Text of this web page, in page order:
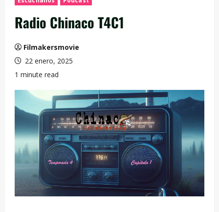
Radio Chinaco T4C1
Filmakersmovie
22 enero, 2025
1 minute read